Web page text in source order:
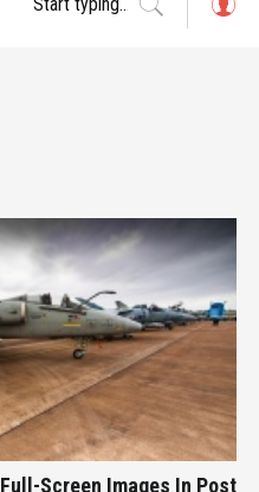
Full-Screen Images In Post